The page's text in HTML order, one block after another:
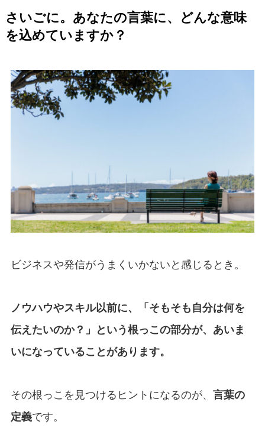
さいごに。あなたの言葉に、どんな意味
を込めていますか？
ビジネスや発信がうまくいかないと感じるとき。
ノウハウやスキル以前に、「そもそも自分は何を
伝えたいのか？」という根っこの部分が、あいま
いになっていることがあります。
その根っこを見つけるヒントになるのが、 言葉の
定義です。